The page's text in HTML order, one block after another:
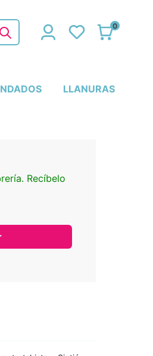
LLANURAS
0
Recíbelo